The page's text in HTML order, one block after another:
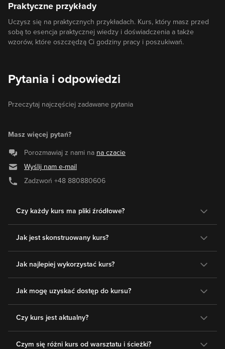
Praktyczne przykłady
Uczysz się na praktycznych przykładach. Kurs, który masz przed
sobą to esencja praktycznej wiedzy i doświadczenia a także
wzorów, które oszczędzą Ci godziny pracy i poszukiwań.
Pytania i odpowiedzi
Przeczytaj najczęściej zadawane pytania
Masz więcej pytań?
Porozmawiaj z nami na na czacie
Wyślij nam e-mail
Zadzwoń +48 880880606
Czy każdy kurs ma pliki źródłowe?
Jak jest skonstruowany kurs?
Jak najlepiej wykorzystać kurs?
Jak mogę uzyskać dostęp do kursu?
Czy kurs jest aktualny?
Czym się różni kurs od warsztatu i ścieżki?